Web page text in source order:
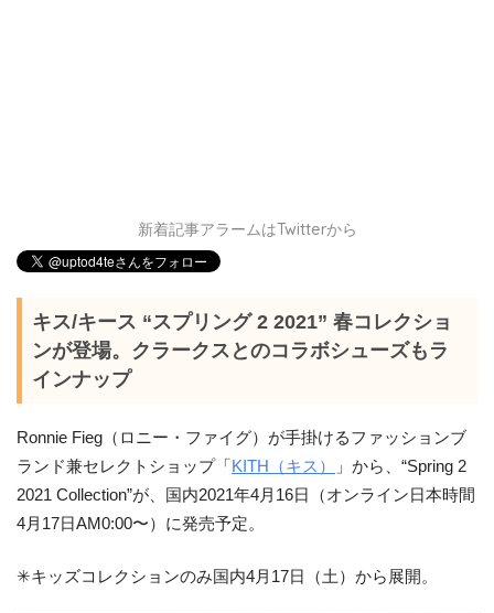
新着記事アラームはTwitterから
キス/キース “スプリング 2 2021” 春コレクショ
ンが登場。クラークスとのコラボシューズもラ
インナップ
Ronnie Fieg（ロニー・ファイグ）が手掛けるファッションブ
ランド兼セレクトショップ「 KITH（キス）
」から、“Spring 2
2021 Collection”が、国内2021年4月16日（オンライン日本時間
4月17日AM0:00〜）に発売予定。
✳︎キッズコレクションのみ国内4月17日（土）から展開。